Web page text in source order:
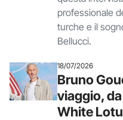
professionale
turche e il
Bellucci.
18/07/2026
Bruno
viaggio,
White